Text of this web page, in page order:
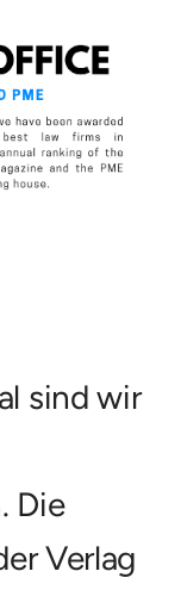
sind wir
Die
Verlag